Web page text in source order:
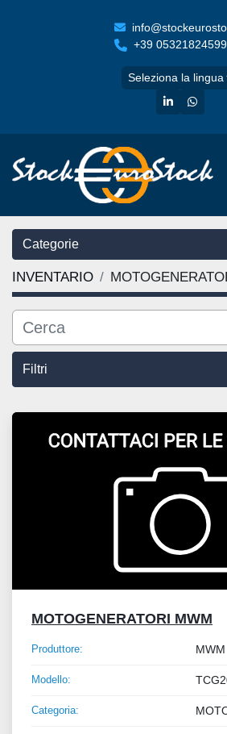
+39 05321824599
Seleziona la lingua
linkedin
Categorie
INVENTARIO
Filtri
Ordina per
MOTOGENERATORI MWM
Produttore: MWM
Modello:
Categoria: